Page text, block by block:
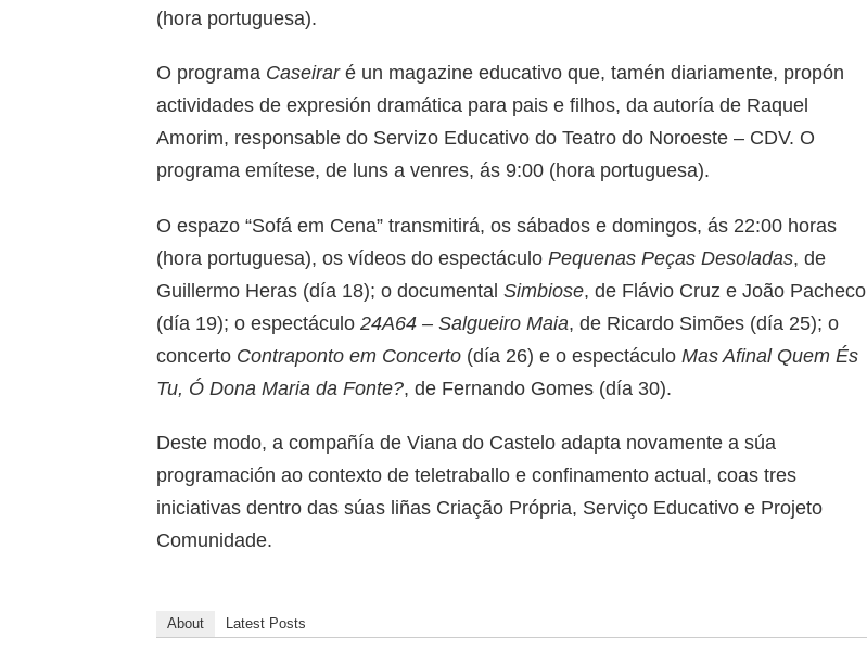
(hora portuguesa).
O programa Caseiraré un magazine educativo que, tamén diariamente, propón
actividades de expresión dramática para pais e filhos, da autoría de Raquel
Amorim, responsable do Servizo Educativo do Teatro do Noroeste – CDV. O
programa emítese, de luns a venres, ás 9:00 (hora portuguesa).
O espazo “Sofá em Cena” transmitirá, os sábados e domingos, ás 22:00 horas
(hora portuguesa), os vídeos do espectáculo Pequenas Peças Desoladas, de
Guillermo Heras (día 18); o documental Simbiose, de Flávio Cruz e João Pacheco
(día 19); o espectáculo 24A64 – Salgueiro Maia, de Ricardo Simões (día 25); o
concerto Contraponto em Concerto (día 26) e o espectáculo Mas Afinal Quem És
Tu, Ó Dona Maria da Fonte?, de Fernando Gomes (día 30).
Deste modo, a compañía de Viana do Castelo adapta novamente a súa
programación ao contexto de teletraballo e confinamento actual, coas tres
iniciativas dentro das súas liñas Criação Própria, Serviço Educativo e Projeto
Comunidade.
About Latest Posts